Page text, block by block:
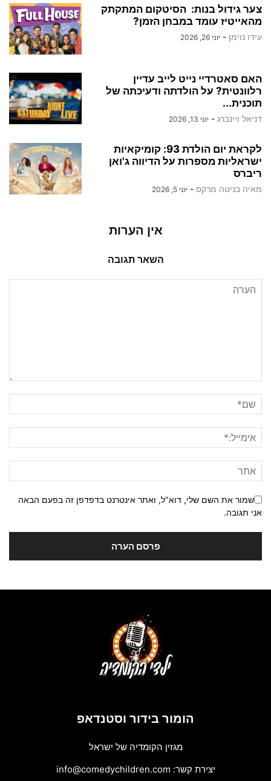
צער גידול בנות: הסיטקום המתקתק
מהאייטיז עומד במבחן הזמן?
עידו נוימן - יוני 26, 2026
האם סאטרדיי נייט לייב עדיין
רלוונטית? על הולדתה ודעיכתה של
תוכנית...
דניאל ויינברג - יוני 13, 2026
לקראת יום הולדת 93: קומיקאיות
ישראליות מספרות על הדיווה ג'ואן
ריברס
מאיה בניטה מרקס - יוני 5, 2026
אין הערות
השאר תגובה
שמור את השם שלי, דוא"ל, ואתר אינטרנט בדפדפן זה בפעם הבאה
אני תגובה.
הומור בידור וסטנדאפ
מגזין הקומדיה של ישראל
יצירת קשר: info@comedychildren.com